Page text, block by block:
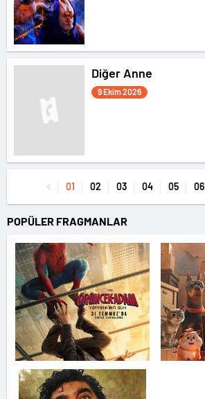
Diğer Anne
9 Ekim 2026
01 02 03 04 05 06
POPÜLER FRAGMANLAR